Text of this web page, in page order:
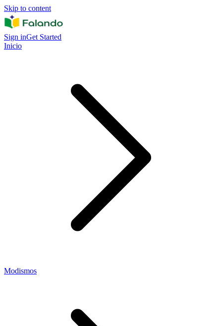
Skip to content
Sign inGet Started
Inicio
Modismos